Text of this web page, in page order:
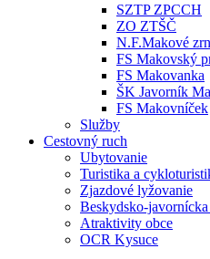
SZTP ZPCCH
ZO ZTŠČ
N.F.Makové
FS Makovský
FS Makovanka
ŠK Javorník
FS Makovníček
Služby
Cestovný ruch
Ubytovanie
Turistika a
Zjazdové lyžovanie
Beskydsko-javornícka
Atraktivity obce
OCR Kysuce